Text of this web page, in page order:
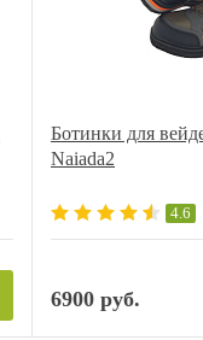
Ботинки для
Naiada2
4.6
6900 руб.